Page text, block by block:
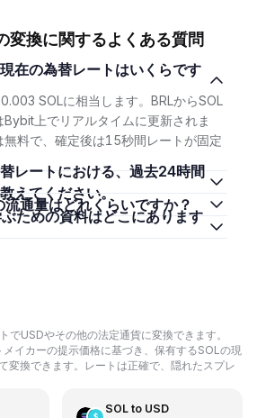
変換に関するよくある質問
SOLに相当します。BRLからSOL
上でリアルタイムに更新されま
無料で、確定後は15秒間レートが固定
えてください。
流通量はどれくらいですか？
でUSDやその他の法定通貨に変換できます。
イカーの提示価格に基づき、保有するSOLの現
変換できます。レートは正確で、隠れたスプレ
SOLto USD